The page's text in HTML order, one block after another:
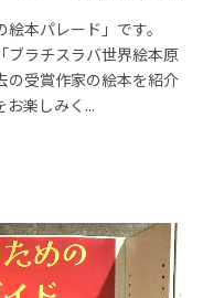
本パレード」です。
ブラチスラバ世界絵本原
の受賞作家の絵本を紹介
お楽しみく...